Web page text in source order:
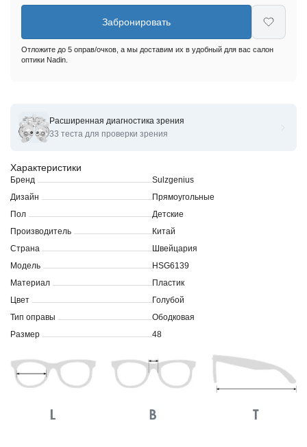
Оправы для очков корригирующих ZULZGenius JSG6139PL
Характеристики
Бренд
Sulzgenius
Дизайн
Прямоугольные
Пол
Детские
Производитель
Китай
Страна
Швейцария
Модель
HSG6139
Материал
Пластик
Цвет
Голубой
Тип оправы
Ободковая
Размер
48
Забронировать
Отложите до 5 оправ/очков, а мы доставим их в удобный для вас салон
оптики Nadin.
Расширенная диагностика зрения
33 теста для проверки зрения